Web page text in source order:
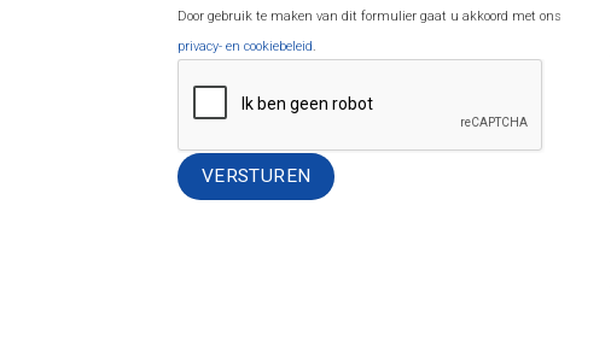
Door gebruik te maken van dit formulier gaat u akkoord met ons
privacy- en cookiebeleid.